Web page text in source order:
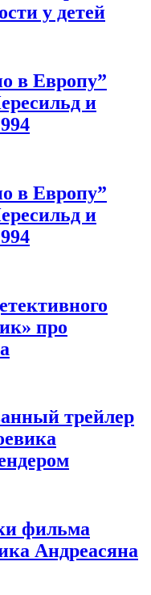
у детей
в Европу”
и
в Европу”
и
про
трейлер
фильма
Андреасяна